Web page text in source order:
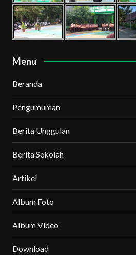
Menu
Beranda
Pengumuman
Berita Unggulan
Berita Sekolah
Artikel
Album Foto
Album Video
Download